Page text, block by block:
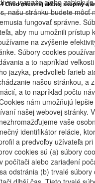
Chod miestnej akčnej skupiny a
2019 - ZAS s.r.o.|Web
vymaže alebo
našu stránku budete môcť
fungovať správne.
aby mu umožnili prístup
na zvýšenie
Súbory cookies
a to napríklad
jazyka, predvolieb farieb
našou stránkou, a
a to napríklad počtu
nám umožňujú
našej webovej stránky.
vaše
identifikátor relácie,
a predvoľby užívateľa
cookies sú (a) súbory
počítači alebo zariadení
odstránia (b) trvalé súbory